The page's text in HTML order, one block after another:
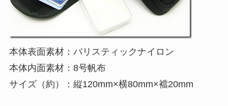
本体表面素材：バリスティックナイロン
本体内面素材：8号帆布
サイズ（約）：縦120mm×横80mm×襠20mm